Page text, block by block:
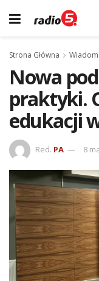
Strona Główna
Nowa
praktyki.
edukacji
Red. PA 8